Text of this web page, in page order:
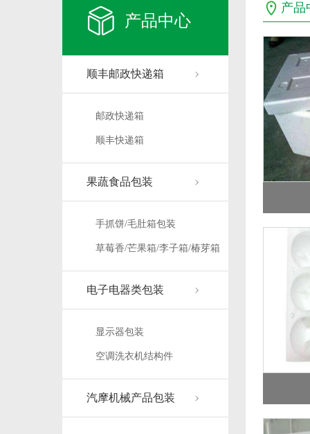
产品中心
顺丰邮政快递箱
邮政快递箱
顺丰快递箱
果蔬食品包装
手抓饼/毛肚箱包装
草莓香/芒果箱/李子箱/椿芽箱
电子电器类包装
显示器包装
空调洗衣机结构件
汽摩机械产品包装
产品